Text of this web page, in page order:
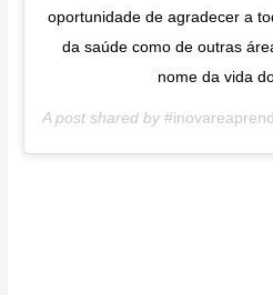
oportunidade de agradecer a
da saúde como de outras
nome da vida
A post shared by